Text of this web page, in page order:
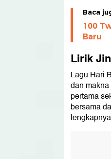
Baca
100
Baru
Lirik
Lagu Hari
dan
pertama
bersama